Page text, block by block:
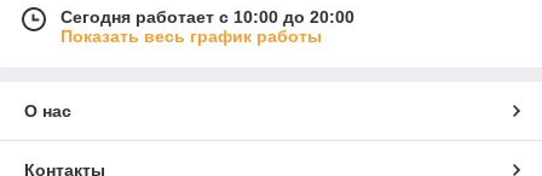
Сегодня работает с 10:00 до 20:00
Показать весь график работы
О нас
Контакты